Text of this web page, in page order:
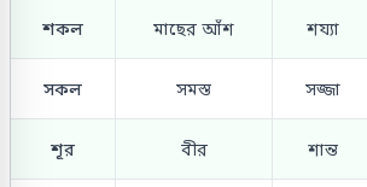
শকল মাছের আঁশ শয্যা
সকল সমস্ত সজ্জা
শূর বীর শান্ত